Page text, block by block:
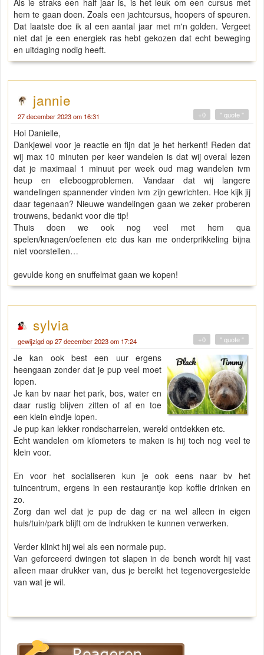
Als ie straks een half jaar is, is het leuk om een cursus met
hem te gaan doen. Zoals een jachtcursus, hoopers of speuren.
Dat laatste doe ik al een aantal jaar met m'n golden. Vergeet
niet dat je een energiek ras hebt gekozen dat echt beweging
en uitdaging nodig heeft.
jannie
27 december 2023 om 16:31 " quote "
+0
Hoi Danielle,
Dankjewel voor je reactie en fijn dat je het herkent! Reden dat
wij max 10 minuten per keer wandelen is dat wij overal lezen
dat je maximaal 1 minuut per week oud mag wandelen ivm
heup en elleboogproblemen. Vandaar dat wij langere
wandelingen spannender vinden ivm zijn gewrichten. Hoe kijk jij
daar tegenaan? Nieuwe wandelingen gaan we zeker proberen
trouwens, bedankt voor die tip!
Thuis doen we ook nog veel met hem qua
spelen/knagen/oefenen etc dus kan me onderprikkeling bijna
niet voorstellen…
gevulde kong en snuffelmat gaan we kopen!
sylvia
gewijzigd op 27 december 2023 om 17:24 " quote "
+0
Je kan ook best een uur ergens
heengaan zonder dat je pup veel moet
lopen.
Je kan bv naar het park, bos, water en
daar rustig blijven zitten of af en toe
een klein eindje lopen.
Je pup kan lekker rondscharrelen, wereld ontdekken etc.
Echt wandelen om kilometers te maken is hij toch nog veel te
klein voor.
En voor het socialiseren kun je ook eens naar bv het
tuincentrum, ergens in een restaurantje kop koffie drinken en
zo.
Zorg dan wel dat je pup de dag er na wel alleen in eigen
huis/tuin/park blijft om de indrukken te kunnen verwerken.
Verder klinkt hij wel als een normale pup.
Van geforceerd dwingen tot slapen in de bench wordt hij vast
alleen maar drukker van, dus je bereikt het tegenovergestelde
van wat je wil.